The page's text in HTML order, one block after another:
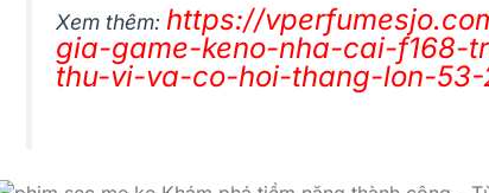
Xem thêm: https://
gia-game-keno-nha-cai-f168-
thu-vi-va-co-hoi-thang-lon-53-